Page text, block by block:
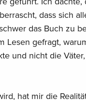
dass sich
das Buch zu
Lesen gefragt,
und nicht die
hat mir die